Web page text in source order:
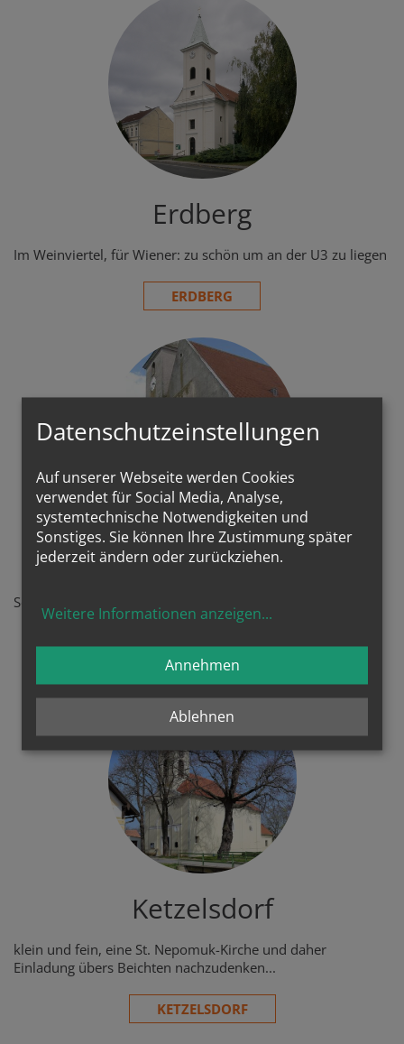
Erdberg
Im Weinviertel, für Wiener: zu schön um an der U3 zu liegen
ERDBERG
Walterskirchen
Sehr schön, sehr alt - es zahlt sich aus
WALTERSKIRCHEN
Ketzelsdorf
klein und fein, eine St. Nepomuk-Kirche und daher
Einladung übers Beichten nachzudenken...
KETZELSDORF
Datenschutzeinstellungen
Auf unserer Webseite werden Cookies
verwendet für Social Media, Analyse,
systemtechnische Notwendigkeiten und
Sonstiges. Sie können Ihre Zustimmung später
jederzeit ändern oder zurückziehen.
Weitere Informationen anzeigen...
Ablehnen
Annehmen